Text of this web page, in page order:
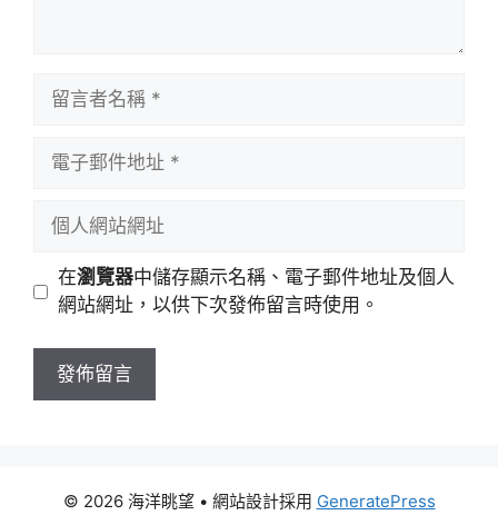
址
站
址
在瀏覽器中儲存顯示名稱、電子郵件地址及個人
網站網址，以供下次發佈留言時使用。
© 2026 海洋眺望• 網站設計採用 GeneratePress